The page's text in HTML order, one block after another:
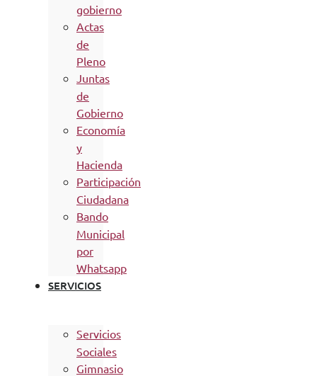
gobierno
Actas
de
Pleno
Juntas
de
Gobierno
Economía
y
Hacienda
Participación
Ciudadana
Bando
Municipal
por
Whatsapp
SERVICIOS
Servicios
Sociales
Gimnasio